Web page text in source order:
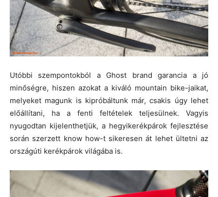
Utóbbi szempontokból a Ghost brand garancia a jó
minőségre, hiszen azokat a kiváló mountain bike-jaikat,
melyeket magunk is kipróbáltunk már, csakis úgy lehet
előállítani, ha a fenti feltételek teljesülnek. Vagyis
nyugodtan kijelenthetjük, a hegyikerékpárok fejlesztése
során szerzett know how-t sikeresen át lehet ültetni az
országúti kerékpárok világába is.